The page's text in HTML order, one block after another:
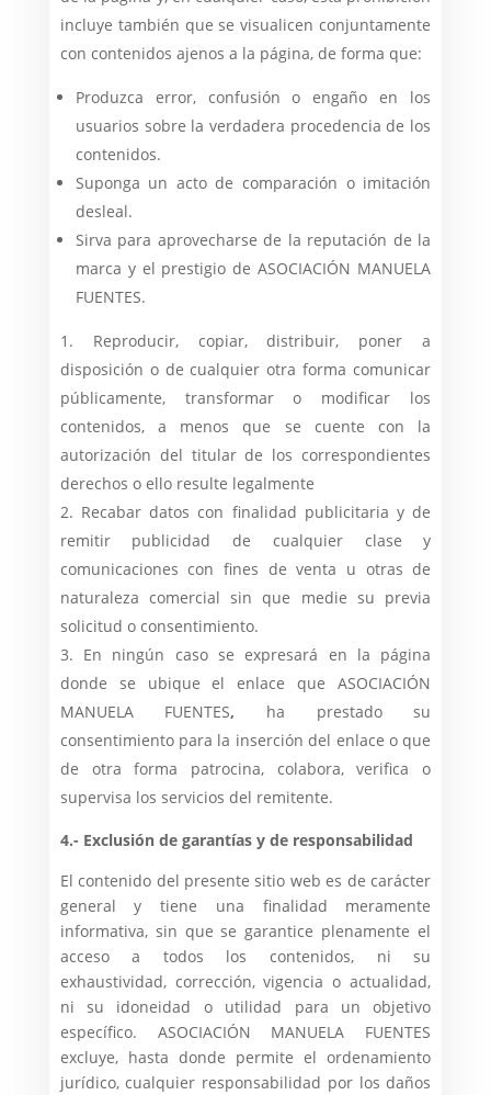
incluye también que se visualicen conjuntamente
con contenidos ajenos a la página, de forma que:
Produzca error, confusión o engaño en los
usuarios sobre la verdadera procedencia de los
contenidos.
Suponga un acto de comparación o imitación
desleal.
Sirva para aprovecharse de la reputación de la
marca y el prestigio de ASOCIACIÓN MANUELA
FUENTES.
Reproducir, copiar, distribuir, poner a
disposición o de cualquier otra forma comunicar
públicamente, transformar o modificar los
contenidos, a menos que se cuente con la
autorización del titular de los correspondientes
derechos o ello resulte legalmente
Recabar datos con finalidad publicitaria y de
remitir publicidad de cualquier clase y
comunicaciones con fines de venta u otras de
naturaleza comercial sin que medie su previa
solicitud o consentimiento.
En ningún caso se expresará en la página
donde se ubique el enlace que ASOCIACIÓN
MANUELA FUENTES, ha prestado su
consentimiento para la inserción del enlace o que
de otra forma patrocina, colabora, verifica o
supervisa los servicios del remitente.
4.- Exclusión de garantías y de responsabilidad
El contenido del presente sitio web es de carácter
general y tiene una finalidad meramente
informativa, sin que se garantice plenamente el
acceso a todos los contenidos, ni su
exhaustividad, corrección, vigencia o actualidad,
ni su idoneidad o utilidad para un objetivo
específico. ASOCIACIÓN MANUELA FUENTES
excluye, hasta donde permite el ordenamiento
jurídico, cualquier responsabilidad por los daños